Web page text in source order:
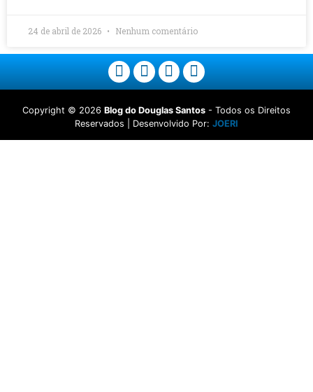
24 de abril de 2026 Nenhum comentário
Copyright © 2026 Blog do Douglas Santos - Todos os Direitos
Reservados | Desenvolvido Por: JOERI